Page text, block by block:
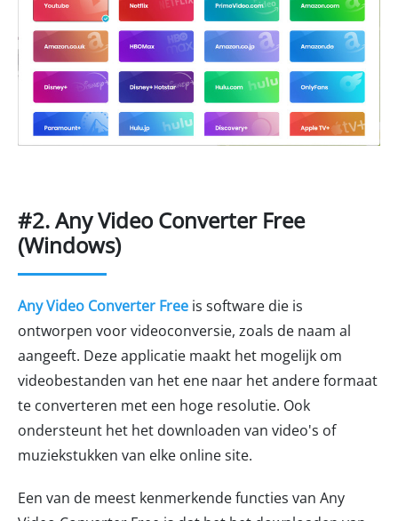
#2. Any Video Converter Free
(Windows)
Any Video Converter Free is software die is
ontworpen voor videoconversie, zoals de naam al
aangeeft. Deze applicatie maakt het mogelijk om
videobestanden van het ene naar het andere formaat
te converteren met een hoge resolutie. Ook
ondersteunt het het downloaden van video's of
muziekstukken van elke online site.
Een van de meest kenmerkende functies van Any